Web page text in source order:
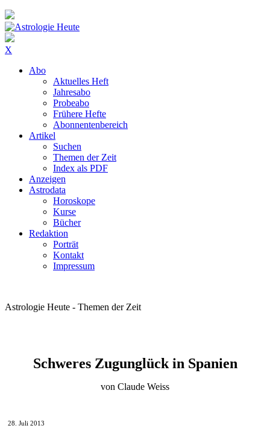
X
Abo
Aktuelles Heft
Jahresabo
Probeabo
Frühere Hefte
Abonnentenbereich
Artikel
Suchen
Themen der Zeit
Index als PDF
Anzeigen
Astrodata
Horoskope
Kurse
Bücher
Redaktion
Porträt
Kontakt
Impressum
Astrologie Heute - Themen der Zeit
Schweres Zugunglück in Spanien
von Claude Weiss
28. Juli 2013